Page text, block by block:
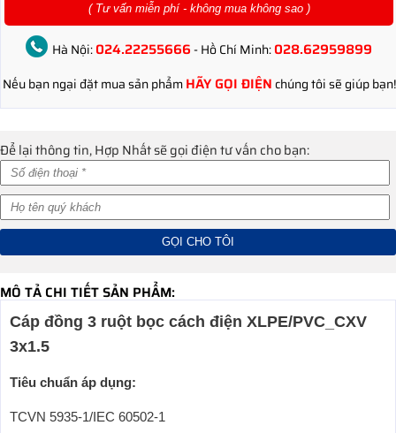
( Tư vấn miễn phí - không mua không sao )
Hà Nội:024.22255666 - Hồ Chí Minh:028.62959899
Nếu bạn ngại đặt mua sản phẩmHÃY GỌI ĐIỆN chúng tôi sẽ giúp bạn!
Để lại thông tin, Hợp Nhất sẽ gọi điện tư vấn cho bạn:
MÔ TẢ CHI TIẾT SẢN PHẨM:
Cáp đồng 3 ruột bọc cách điện XLPE/PVC_CXV
3x1.5
Tiêu chuẩn áp dụng:
TCVN 5935-1/IEC 60502-1